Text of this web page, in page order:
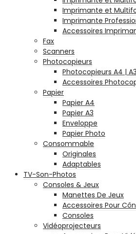
Imprimante et
Imprimante
Accessoires
Fax
Scanners
Photocopieurs
Photocopieurs A4 | A3
Accessoires
Papier
Papier A4
Papier A3
Enveloppe
Papier Photo
Consommable
Originales
Adaptables
TV-Son-Photos
Consoles & Jeux
Manettes De Jeux
Accessoires Pour
Consoles
Vidéoprojecteurs